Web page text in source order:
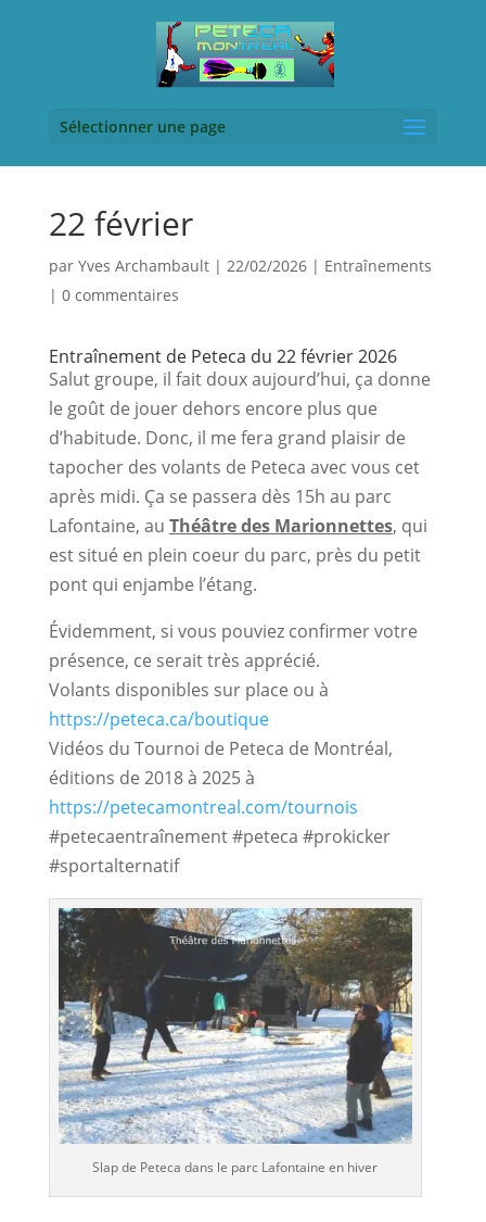
Sélectionner une page
22 février
par Yves Archambault| 22/02/2026| Entraînements
| 0 commentaires
Entraînement de Peteca du 22 février 2026
Salut groupe, il fait doux aujourd’hui, ça donne
le goût de jouer dehors encore plus que
d’habitude. Donc, il me fera grand plaisir de
tapocher des volants de Peteca avec vous cet
après midi. Ça se passera dès 15h au parc
Lafontaine, au Théâtre des Marionnettes, qui
est situé en plein coeur du parc, près du petit
pont qui enjambe l’étang.
Évidemment, si vous pouviez confirmer votre
présence, ce serait très apprécié.
Volants disponibles sur place ou à
https://peteca.ca/boutique
Vidéos du Tournoi de Peteca de Montréal,
éditions de 2018 à 2025 à
https://petecamontreal.com/tournois
#petecaentraînement #peteca #prokicker
#sportalternatif
Slap de Peteca dans le parc Lafontaine en hiver